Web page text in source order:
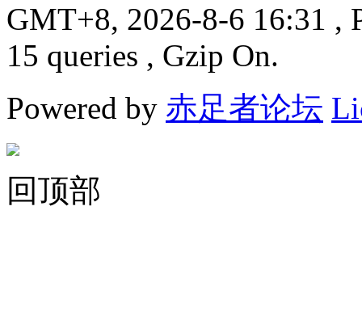
GMT+8, 2026-8-6 16:31 ,
15 queries , Gzip On.
Powered by 赤足者论坛
回顶部